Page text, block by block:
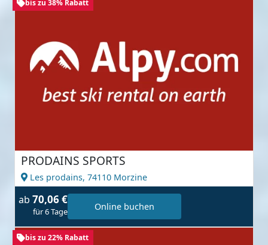
bis zu 38% Rabatt
PRODAINS SPORTS
Les prodains, 74110 Morzine
ab 70,06 €
für 6 Tage Online buchen
bis zu 22% Rabatt